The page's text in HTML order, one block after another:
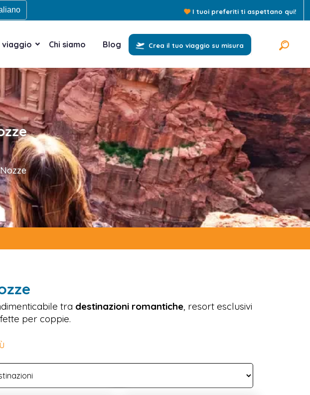
I tuoi preferiti ti aspettano qui!
viaggio Chi siamo Blog Crea il tuo viaggio su misura
tra destinazioni romantiche, resort esclusivi
per coppie.